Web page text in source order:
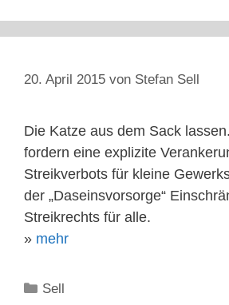
20. April 2015 von Stefan Sell
Die Katze aus dem Sack
fordern eine explizite
Streikverbots für kleine
der „Daseinsvorsorge“
Streikrechts für alle.
» mehr
Kategorien
Sell